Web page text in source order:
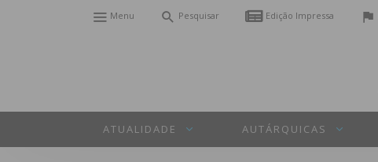
Menu Pesquisar Edição Impressa
ATUALIDADE AUTÁRQUICAS